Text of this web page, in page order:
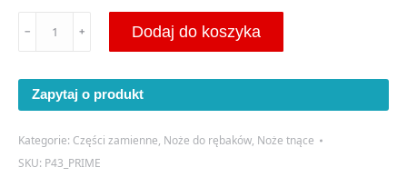
Teknamotor
EB650
-
(P43)
﹣ ﹢ Dodaj do koszyka
Zapytaj o produkt
Kategorie: Części zamienne, Noże do rębaków, Noże tnące
SKU: P43_PRIME